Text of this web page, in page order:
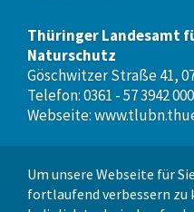
Thüringer Landesamt
Naturschutz
Göschwitzer Straße 41,
Telefon: 0361 - 57 3942
Webseite:
VERANSTALTUNGSORT
Um unsere Webseite für
fortlaufend verbessern zu